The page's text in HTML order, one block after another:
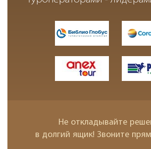
Не откладывайте
в долгий ящик! Звоните